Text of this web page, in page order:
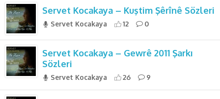
Servet Kocakaya – Kuştim Şêrînê Sözleri
Servet Kocakaya 12 0
Servet Kocakaya – Gewrê 2011 Şarkı
Sözleri
Servet Kocakaya 26 9